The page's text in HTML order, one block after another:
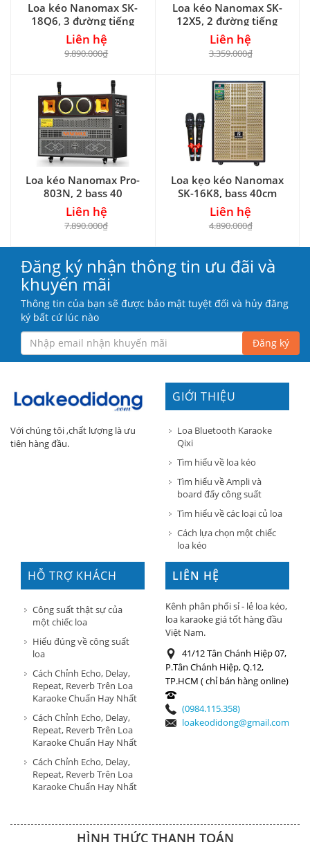
Loa kéo Nanomax SK-
18Q6, 3 đường tiếng
Liên hệ
9.890.000₫
Loa kéo Nanomax SK-
12X5, 2 đường tiếng
Liên hệ
3.359.000₫
Loa kéo Nanomax Pro-
803N, 2 bass 40
Liên hệ
7.890.000₫
Loa kẹo kéo Nanomax
SK-16K8, bass 40cm
Liên hệ
4.890.000₫
Đăng ký nhận thông tin ưu đãi và
khuyến mãi
Thông tin của bạn sẽ được bảo mật tuyệt đối và hủy đăng
ký bất cứ lúc nào
Đăng ký
Với chúng tôi ,chất lượng là ưu
tiên hàng đầu.
GIỚI THIỆU
Loa Bluetooth Karaoke
Qixi
Tìm hiểu về loa kéo
Tìm hiểu về Ampli và
board đẩy công suất
Tìm hiểu về các loại củ loa
Cách lựa chọn một chiếc
loa kéo
HỖ TRỢ KHÁCH
HÀNG
Công suất thật sự của
một chiếc loa
Hiểu đúng về công suất
loa
Cách Chỉnh Echo, Delay,
Repeat, Reverb Trên Loa
Karaoke Chuẩn Hay Nhất
Cách Chỉnh Echo, Delay,
Repeat, Reverb Trên Loa
Karaoke Chuẩn Hay Nhất
Cách Chỉnh Echo, Delay,
Repeat, Reverb Trên Loa
Karaoke Chuẩn Hay Nhất
LIÊN HỆ
Kênh phân phối sỉ - lẻ loa kéo,
loa karaoke giá tốt hàng đầu
Việt Nam.
41/12 Tân Chánh Hiệp 07,
P.Tân Chánh Hiệp, Q.12,
TP.HCM ( chỉ bán hàng online)
(0984.115.358)
loakeodidong@gmail.com
HÌNH THỨC THANH TOÁN